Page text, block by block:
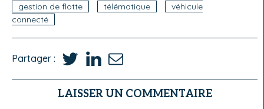
gestion de flotte télématique
véhicule
connecté
Partager :
LAISSER UN COMMENTAIRE